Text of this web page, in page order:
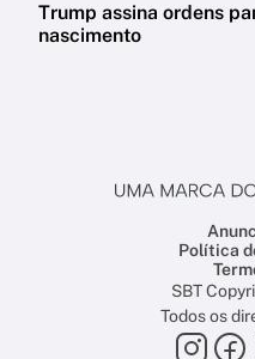
Trump assina ordens
nascimento
Política
SBT
Todos os